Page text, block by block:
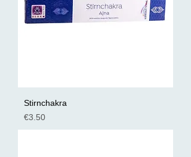
Stirnchakra
Preis
€3.50